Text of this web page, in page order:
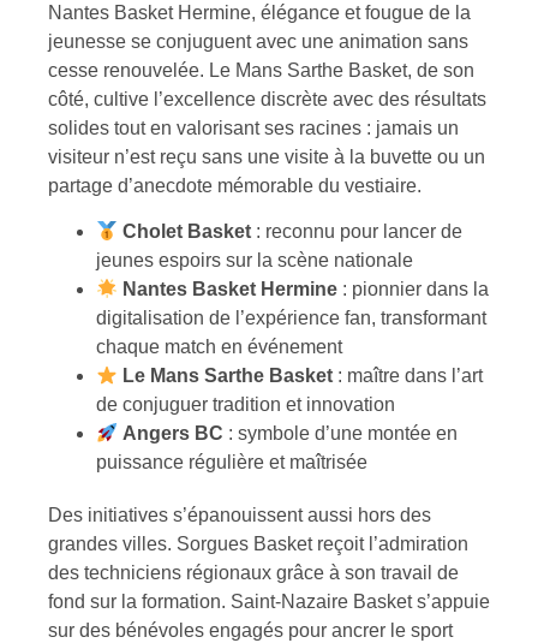
Nantes Basket Hermine, élégance et fougue de la
jeunesse se conjuguent avec une animation sans
cesse renouvelée. Le Mans Sarthe Basket, de son
côté, cultive l’excellence discrète avec des résultats
solides tout en valorisant ses racines : jamais un
visiteur n’est reçu sans une visite à la buvette ou un
partage d’anecdote mémorable du vestiaire.
Cholet Basket : reconnu pour lancer de
jeunes espoirs sur la scène nationale
Nantes Basket Hermine : pionnier dans la
digitalisation de l’expérience fan, transformant
chaque match en événement
Le Mans Sarthe Basket : maître dans l’art
de conjuguer tradition et innovation
Angers BC : symbole d’une montée en
puissance régulière et maîtrisée
Des initiatives s’épanouissent aussi hors des
grandes villes. Sorgues Basket reçoit l’admiration
des techniciens régionaux grâce à son travail de
fond sur la formation. Saint-Nazaire Basket s’appuie
sur des bénévoles engagés pour ancrer le sport